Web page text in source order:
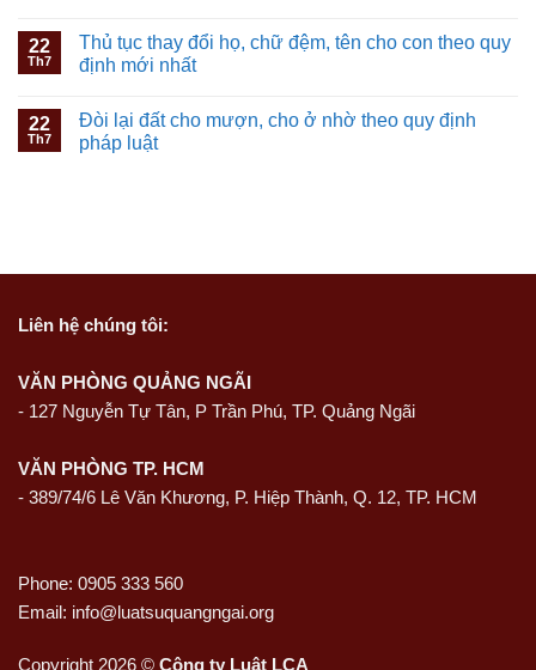
22
Th7
Thủ tục thay đổi họ, chữ đệm, tên cho con theo quy
định mới nhất
22
Th7
Đòi lại đất cho mượn, cho ở nhờ theo quy định
pháp luật
Liên hệ chúng tôi:
VĂN PHÒNG QUẢNG NGÃI
- 127 Nguyễn Tự Tân, P Trần Phú, TP. Quảng Ngãi
VĂN PHÒNG TP. HCM
- 389/74/6 Lê Văn Khương, P. Hiệp Thành, Q. 12, TP. HCM
Phone: 0905 333 560
Email: info@luatsuquangngai.org
Copyright 2026 © Công ty Luật LCA